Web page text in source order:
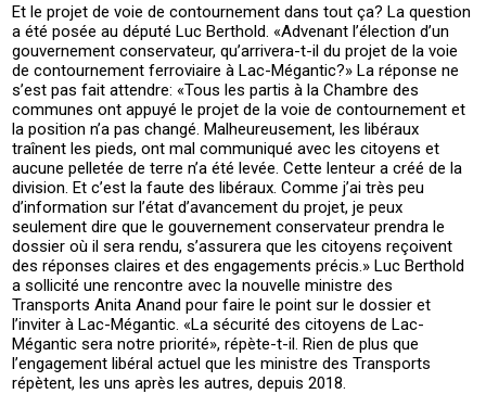
Et le projet de voie de contournement dans tout ça? La question
a été posée au député Luc Berthold. «Advenant l’élection d’un
gouvernement conservateur, qu’arrivera-t-il du projet de la voie
de contournement ferroviaire à Lac-Mégantic?» La réponse ne
s’est pas fait attendre: «Tous les partis à la Chambre des
communes ont appuyé le projet de la voie de contournement et
la position n’a pas changé. Malheureusement, les libéraux
traînent les pieds, ont mal communiqué avec les citoyens et
aucune pelletée de terre n’a été levée. Cette lenteur a créé de la
division. Et c’est la faute des libéraux. Comme j’ai très peu
d’information sur l’état d’avancement du projet, je peux
seulement dire que le gouvernement conservateur prendra le
dossier où il sera rendu, s’assurera que les citoyens reçoivent
des réponses claires et des engagements précis.» Luc Berthold
a sollicité une rencontre avec la nouvelle ministre des
Transports Anita Anand pour faire le point sur le dossier et
l’inviter à Lac-Mégantic. «La sécurité des citoyens de Lac-
Mégantic sera notre priorité», répète-t-il. Rien de plus que
l’engagement libéral actuel que les ministre des Transports
répètent, les uns après les autres, depuis 2018.